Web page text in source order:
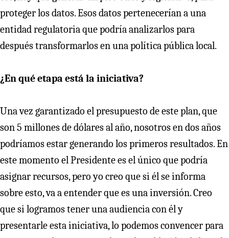
proteger los datos. Esos datos pertenecerían a una
entidad regulatoria que podría analizarlos para
después transformarlos en una política pública local.
¿En qué etapa está la iniciativa?
Una vez garantizado el presupuesto de este plan, que
son 5 millones de dólares al año, nosotros en dos años
podríamos estar generando los primeros resultados. En
este momento el Presidente es el único que podría
asignar recursos, pero yo creo que si él se informa
sobre esto, va a entender que es una inversión. Creo
que si logramos tener una audiencia con él y
presentarle esta iniciativa, lo podemos convencer para